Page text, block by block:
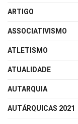
ARTIGO
ASSOCIATIVISMO
ATLETISMO
ATUALIDADE
AUTARQUIA
AUTÁRQUICAS 2021